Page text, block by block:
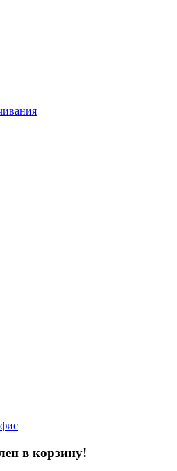
в корзину!